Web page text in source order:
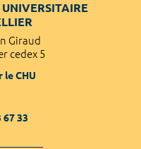
Giraud
cedex 5
le CHU
67 33